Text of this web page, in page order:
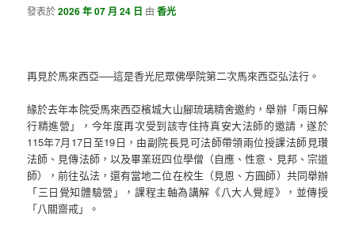
發表於2026 年 07 月 24 日 由香光
再見於馬來西亞──這是香光尼眾佛學院第二次馬來西亞弘法行。
緣於去年本院受馬來西亞檳城大山腳琉璃精舍邀約，舉辦「兩日解
行精進營」，今年度再次受到該寺住持真安大法師的邀請，遂於
115年7月17日至19日，由副院長見可法師帶領兩位授課法師見瓚
法師、見傳法師，以及畢業班四位學僧（自應、性意、見邦、宗道
師），前往弘法，還有當地二位在校生（見恩、方圓師）共同舉辦
「三日覺知體驗營」，課程主軸為講解《八大人覺經》，並傳授
「八關齋戒」。